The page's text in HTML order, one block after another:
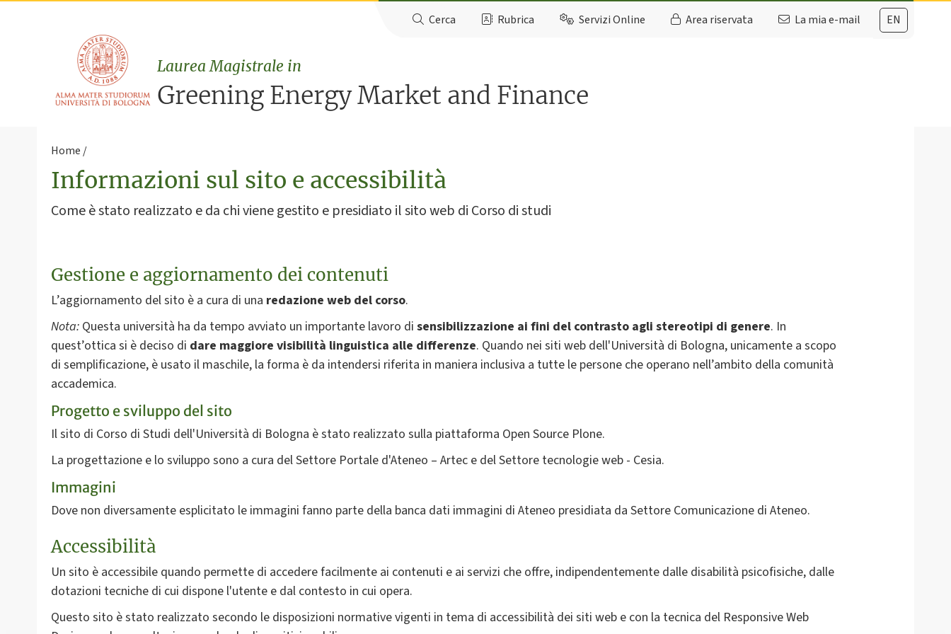
EN
Cerca Rubrica Servizi Online Area riservata La mia e-mail
Laurea Magistrale in
Greening Energy Market and Finance
Home
Informazioni sul sito e accessibilità
Come è stato realizzato e da chi viene gestito e presidiato il sito web di Corso di studi
Gestione e aggiornamento dei contenuti
L’aggiornamento del sito è a cura di una redazione web del corso.
Nota: Questa università ha da tempo avviato un importante lavoro di sensibilizzazione ai fini del contrasto agli stereotipi di genere. In
quest’ottica si è deciso di dare maggiore visibilità linguistica alle differenze. Quando nei siti web dell'Università di Bologna, unicamente a scopo
di semplificazione, è usato il maschile, la forma è da intendersi riferita in maniera inclusiva a tutte le persone che operano nell’ambito della comunità
accademica.
Progetto e sviluppo del sito
Il sito di Corso di Studi dell'Università di Bologna è stato realizzato sulla piattaforma Open Source Plone.
La progettazione e lo sviluppo sono a cura del Settore Portale d'Ateneo – Artec e del Settore tecnologie web - Cesia.
Immagini
Dove non diversamente esplicitato le immagini fanno parte della banca dati immagini di Ateneo presidiata da Settore Comunicazione di Ateneo.
Accessibilità
Un sito è accessibile quando permette di accedere facilmente ai contenuti e ai servizi che offre, indipendentemente dalle disabilità psicofisiche, dalle
dotazioni tecniche di cui dispone l'utente e dal contesto in cui opera.
Questo sito è stato realizzato secondo le disposizioni normative vigenti in tema di accessibilità dei siti web e con la tecnica del Responsive Web